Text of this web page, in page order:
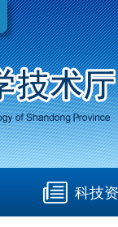
科技